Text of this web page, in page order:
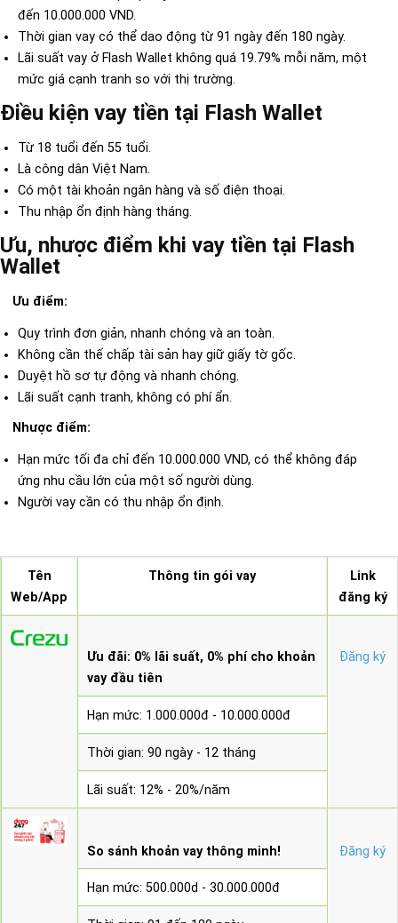
đến 10.000.000 VND.
Thời gian vay có thể dao động từ 91 ngày đến 180 ngày.
Lãi suất vay ở Flash Wallet không quá 19.79% mỗi năm, một
mức giá cạnh tranh so với thị trường.
Điều kiện vay tiền tại Flash Wallet
Từ 18 tuổi đến 55 tuổi.
Là công dân Việt Nam.
Có một tài khoản ngân hàng và số điện thoại.
Thu nhập ổn định hàng tháng.
Ưu, nhược điểm khi vay tiền tại Flash
Wallet
Ưu điểm:
Quy trình đơn giản, nhanh chóng và an toàn.
Không cần thế chấp tài sản hay giữ giấy tờ gốc.
Duyệt hồ sơ tự động và nhanh chóng.
Lãi suất cạnh tranh, không có phí ẩn.
Nhược điểm:
Hạn mức tối đa chỉ đến 10.000.000 VND, có thể không đáp
ứng nhu cầu lớn của một số người dùng.
Người vay cần có thu nhập ổn định.
Tên
Web/App
Thông tin gói vay
Link
đăng ký
Ưu đãi: 0% lãi suất, 0% phí cho khoản
vay đầu tiên
Đăng ký
Hạn mức: 1.000.000đ - 10.000.000đ
Thời gian: 90 ngày - 12 tháng
Lãi suất: 12% - 20%/năm
So sánh khoản vay thông minh! Đăng ký
Hạn mức: 500.000d - 30.000.000đ